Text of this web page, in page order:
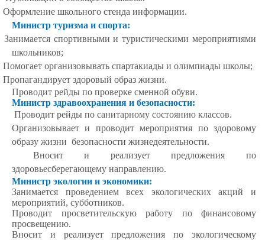
Оформление школьного стенда информации.
Министр туризма и спорта:
Занимается спортивными и туристическими мероприятиями
школьников;
Помогает организовывать спартакиады и олимпиады школы;
Пропагандирует здоровый образ жизни.
Проводит рейды по проверке сменной обуви.
Министр здравоохранения и безопасности:
Проводит рейды по санитарному состоянию классов.
Организовывает и проводит мероприятия по здоровому
образу жизни безопасности жизнедеятельности.
Вносит и реализует предложения по
здоровьесберегающему направлению.
Министр экологии и экономики:
Занимается проведением всех экологических акций и
мероприятий, субботников.
Проводит просветительскую работу по финансовому
просвещению.
Вносит и реализует предложения по экологическому